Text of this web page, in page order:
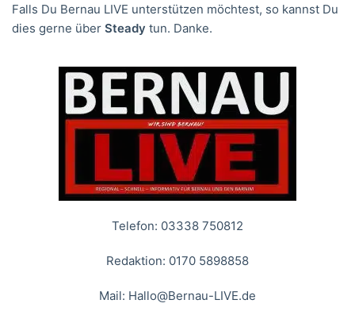
Falls Du Bernau LIVE unterstützen möchtest, so kannst Du
dies gerne über Steady tun. Danke.
Telefon: 03338 750812
Redaktion: 0170 5898858
Mail: Hallo@Bernau-LIVE.de